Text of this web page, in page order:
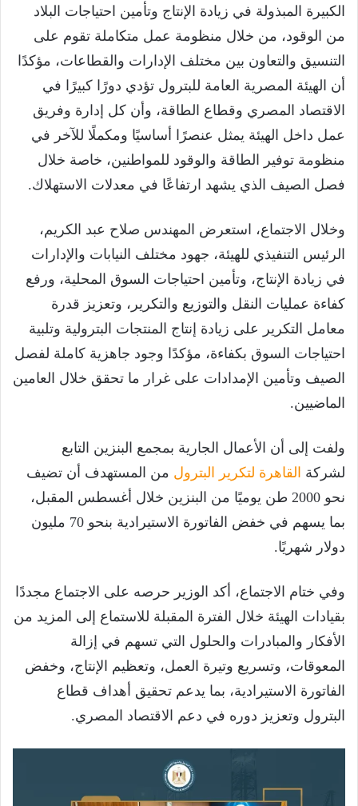
الكبيرة المبذولة في زيادة الإنتاج وتأمين احتياجات البلاد
من الوقود، من خلال منظومة عمل متكاملة تقوم على
التنسيق والتعاون بين مختلف الإدارات والقطاعات، مؤكدًا
أن الهيئة المصرية العامة للبترول تؤدي دورًا كبيرًا في
الاقتصاد المصري وقطاع الطاقة، وأن كل إدارة وفريق
عمل داخل الهيئة يمثل عنصرًا أساسيًا ومكملًا للآخر في
منظومة توفير الطاقة والوقود للمواطنين، خاصة خلال
فصل الصيف الذي يشهد ارتفاعًا في معدلات الاستهلاك.
وخلال الاجتماع، استعرض المهندس صلاح عبد الكريم،
الرئيس التنفيذي للهيئة، جهود مختلف النيابات والإدارات
في زيادة الإنتاج، وتأمين احتياجات السوق المحلية، ورفع
كفاءة عمليات النقل والتوزيع والتكرير، وتعزيز قدرة
معامل التكرير على زيادة إنتاج المنتجات البترولية وتلبية
احتياجات السوق بكفاءة، مؤكدًا وجود جاهزية كاملة لفصل
الصيف وتأمين الإمدادات على غرار ما تحقق خلال العامين
الماضيين.
ولفت إلى أن الأعمال الجارية بمجمع البنزين التابع
لشركة القاهرة لتكرير البترول من المستهدف أن تضيف
نحو 2000 طن يوميًا من البنزين خلال أغسطس المقبل،
بما يسهم في خفض الفاتورة الاستيرادية بنحو 70 مليون
دولار شهريًا.
وفي ختام الاجتماع، أكد الوزير حرصه على الاجتماع مجددًا
بقيادات الهيئة خلال الفترة المقبلة للاستماع إلى المزيد من
الأفكار والمبادرات والحلول التي تسهم في إزالة
المعوقات، وتسريع وتيرة العمل، وتعظيم الإنتاج، وخفض
الفاتورة الاستيرادية، بما يدعم تحقيق أهداف قطاع
البترول وتعزيز دوره في دعم الاقتصاد المصري.